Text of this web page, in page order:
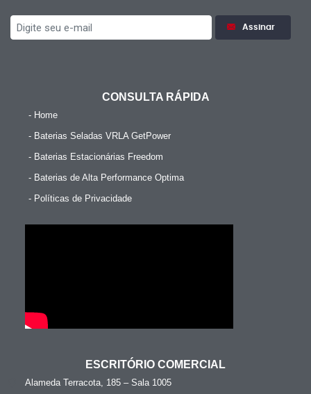
Assinar
CONSULTA RÁPIDA
- Home
- Baterias Seladas VRLA GetPower
- Baterias Estacionárias Freedom
- Baterias de Alta Performance Optima
- Políticas de Privacidade
ESCRITÓRIO COMERCIAL
Alameda Terracota, 185 – Sala 1005